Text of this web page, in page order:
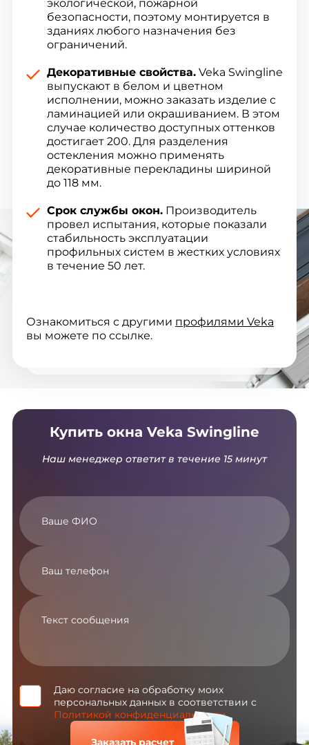
экологической, пожарной
безопасности, поэтому монтируется в
зданиях любого назначения без
ограничений.
Декоративные свойства.Veka Swingline
выпускают в белом и цветном
исполнении, можно заказать изделие с
ламинацией или окрашиванием. В этом
случае количество доступных оттенков
достигает 200. Для разделения
остекления можно применять
декоративные перекладины шириной
до 118 мм.
Срок службы окон.Производитель
провел испытания, которые показали
стабильность эксплуатации
профильных систем в жестких условиях
в течение 50 лет.
Ознакомиться с другими профилями Veka
вы можете по ссылке.
Купить окна Veka Swingline
Наш менеджер ответит в течение 15 минут
Даю согласие на обработку моих
персональных данных в соответствии с
Политикой конфиденциальности
Заказать расчет